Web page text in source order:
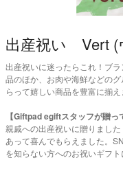
出産祝い Vert (
出産祝いに迷ったらこれ！ブ
品のほか、お肉や海鮮などの
らって嬉しい商品を豊富に揃
【Giftpad egiftスタッフが贈っ
親戚への出産祝いに贈りまし
あって喜んでもらえました。
を知らない方へのお祝いギフト